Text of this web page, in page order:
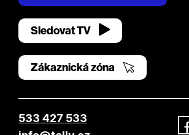
Sledovat TV
Zákaznická zóna
533 427 533